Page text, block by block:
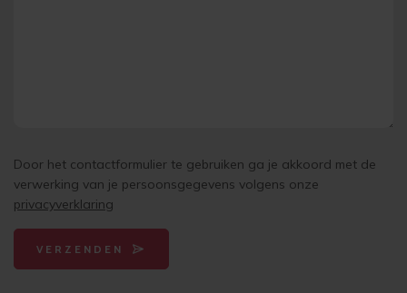
Door het contactformulier te gebruiken ga je akkoord met de
verwerking van je persoonsgegevens volgens onze
privacyverklaring
VERZENDEN